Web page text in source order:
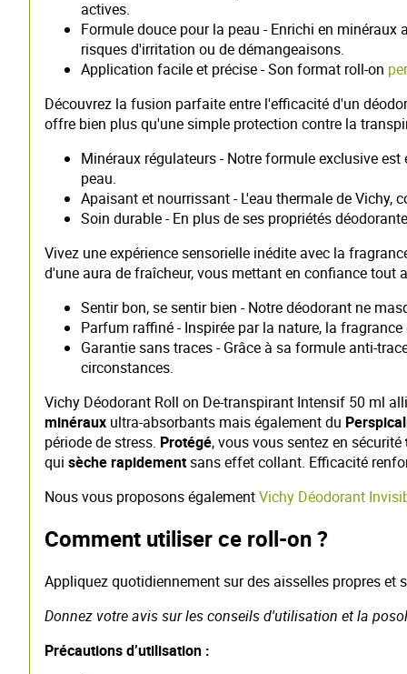
actives.
Formule douce pour la peau - Enrichi en
risques d'irritation ou de démangeaisons.
Application facile et précise - Son format roll-on
Découvrez la fusion parfaite entre l'efficacité d'un
offre bien plus qu'une simple protection contre la
Minéraux régulateurs - Notre formule exclusive
peau.
Apaisant et nourrissant - L'eau thermale de Vichy,
Soin durable - En plus de ses propriétés
Vivez une expérience sensorielle inédite avec la
d'une aura de fraîcheur, vous mettant en confiance tout
Sentir bon, se sentir bien - Notre déodorant ne
Parfum raffiné - Inspirée par la nature, la
Garantie sans traces - Grâce à sa formule anti-
circonstances.
Vichy Déodorant Roll on De-transpirant Intensif 50 ml
minéraux ultra-absorbants mais également du
période de stress. Protégé, vous vous sentez en sécurité
qui sèche rapidementsans effet collant. Efficacité
Nous vous proposons égalementVichy Déodorant
Comment utiliser ce roll-on ?
Appliquez quotidiennement sur des aisselles propres
Donnez votre avis sur les conseils d'utilisation et la
Précautions d’utilisation :